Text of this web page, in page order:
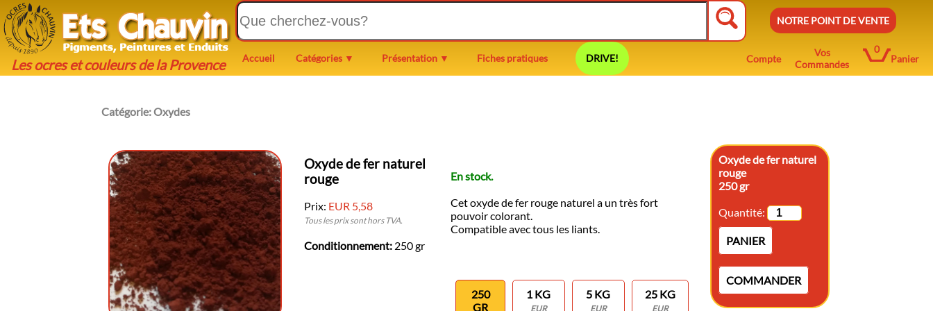
Les ocres et couleurs de la Provence
NOTRE POINT DE VENTE
Accueil Catégories ▼ Présentation ▼ Fiches pratiques DRIVE! Compte
Vos
Commandes
0
Panier
Catégorie:Oxydes
Oxyde de fer naturel
rouge
Prix: EUR 5,58
Tous les prix sont hors TVA.
Conditionnement: 250 gr
En stock.
Cet oxyde de fer rouge naturel a un très fort
pouvoir colorant.
Compatible avec tous les liants.
250
GR
1 KG
EUR
5 KG
EUR
25 KG
EUR
Oxyde de fer naturel
rouge
250 gr
Quantité:
PANIER
COMMANDER